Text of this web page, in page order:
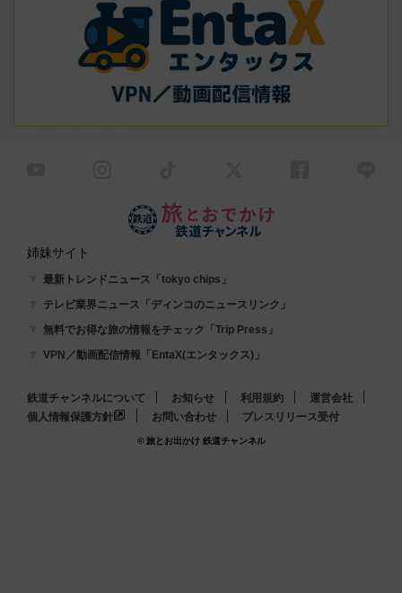
姉妹サイト
最新トレンドニュース「tokyo chips」
テレビ業界ニュース「ディンコのニュースリンク」
無料でお得な旅の情報をチェック「Trip Press」
VPN／動画配信情報「EntaX(エンタックス)」
鉄道チャンネルについて お知らせ 利用規約
運営会社
個人情報保護方針
お問い合わせ プレスリリース受付
© 旅とお出かけ 鉄道チャンネル